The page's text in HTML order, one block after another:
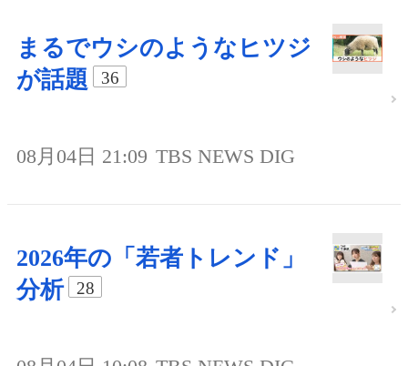
まるでウシのようなヒツジ
が話題
36
08月04日 21:09 TBS NEWS DIG
2026年の「若者トレンド」
分析
28